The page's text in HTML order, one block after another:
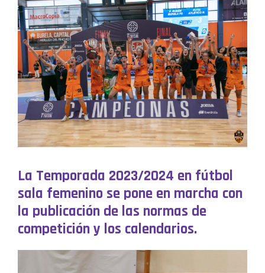
La Temporada 2023/2024 en fútbol
sala femenino se pone en marcha con
la publicación de las normas de
competición y los calendarios.